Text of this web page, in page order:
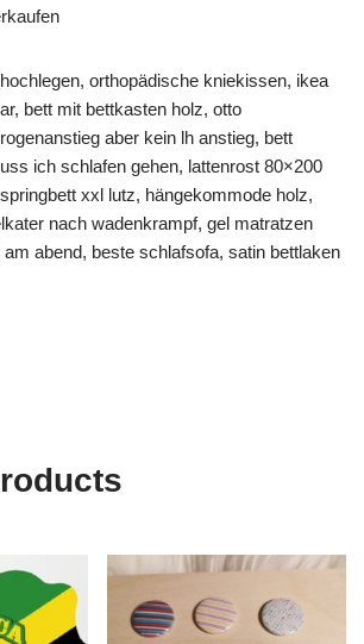
orthopädische kniekissen, ikea
bett mit bettkasten holz, otto
aber kein lh anstieg, bett
ich schlafen gehen, lattenrost 80×200
xxl lutz, hängekommode holz,
nach wadenkrampf, gel matratzen
abend, beste schlafsofa, satin bettlaken